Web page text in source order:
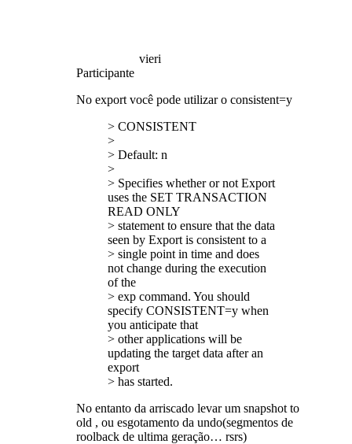
vieri
Participante
No export você pode utilizar o consistent=y
> CONSISTENT
>
> Default: n
>
> Specifies whether or not Export
uses the SET TRANSACTION
READ ONLY
> statement to ensure that the data
seen by Export is consistent to a
> single point in time and does
not change during the execution
of the
> exp command. You should
specify CONSISTENT=y when
you anticipate that
> other applications will be
updating the target data after an
export
> has started.
No entanto da arriscado levar um snapshot to
old , ou esgotamento da undo(segmentos de
roolback de ultima geração… rsrs)